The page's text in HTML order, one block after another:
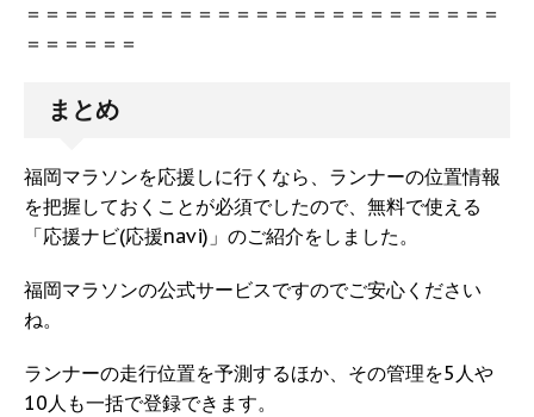
＝＝＝＝＝＝＝＝＝＝＝＝＝＝＝＝＝＝＝＝＝＝＝＝＝
＝＝＝＝＝＝
まとめ
福岡マラソンを応援しに行くなら、ランナーの位置情報
を把握しておくことが必須でしたので、無料で使える
「応援ナビ(応援navi)」のご紹介をしました。
福岡マラソンの公式サービスですのでご安心ください
ね。
ランナーの走行位置を予測するほか、その管理を5人や
10人も一括で登録できます。